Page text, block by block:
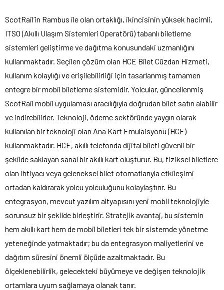
ScotRail’in Rambus ile olan ortaklığı, ikincisinin yüksek hacimli,
ITSO (Akıllı Ulaşım Sistemleri Operatörü) tabanlı biletleme
sistemleri geliştirme ve dağıtma konusundaki uzmanlığını
kullanmaktadır. Seçilen çözüm olan HCE Bilet Cüzdan Hizmeti,
kullanım kolaylığı ve erişilebilirliği için tasarlanmış tamamen
entegre bir mobil biletleme sistemidir. Yolcular, güncellenmiş
ScotRail mobil uygulaması aracılığıyla doğrudan bilet satın alabilir
ve indirebilirler. Teknoloji, ödeme sektöründe yaygın olarak
kullanılan bir teknoloji olan Ana Kart Emulaisyonu (HCE)
kullanmaktadır. HCE, akıllı telefonda dijital bileti güvenli bir
şekilde saklayan sanal bir akıllı kart oluşturur. Bu, fiziksel biletlere
olan ihtiyacı veya geleneksel bilet otomatlarıyla etkileşimi
ortadan kaldırarak yolcu yolculuğunu kolaylaştırır. Bu
entegrasyon, mevcut yazılım altyapısını yeni mobil teknolojiyle
sorunsuz bir şekilde birleştirir. Stratejik avantaj, bu sistemin
hem akıllı kart hem de mobil biletleri tek bir sistemde yönetme
yeteneğinde yatmaktadır; bu da entegrasyon maliyetlerini ve
dağıtım süresini önemli ölçüde azaltmaktadır. Bu
ölçeklenebilirlik, gelecekteki büyümeye ve değişen teknolojik
ortamlara uyum sağlamaya olanak tanır.